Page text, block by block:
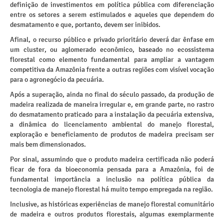
definição de investimentos em política pública com diferenciação
entre os setores a serem estimulados e aqueles que dependem do
desmatamento e que, portanto, devem ser inibidos.
Afinal, o recurso público e privado prioritário deverá dar ênfase em
um cluster, ou aglomerado econômico, baseado no ecossistema
florestal como elemento fundamental para ampliar a vantagem
competitiva da Amazônia frente a outras regiões com visível vocação
para o agronegócio da pecuária.
Após a superação, ainda no final do século passado, da produção de
madeira realizada de maneira irregular e, em grande parte, no rastro
do desmatamento praticado para a instalação da pecuária extensiva,
a dinâmica do licenciamento ambiental do manejo florestal,
exploração e beneficiamento de produtos de madeira precisam ser
mais bem dimensionados.
Por sinal, assumindo que o produto madeira certificada não poderá
ficar de fora da bioeconomia pensada para a Amazônia, foi de
fundamental importância a inclusão na política pública da
tecnologia de manejo florestal há muito tempo empregada na região.
Inclusive, as históricas experiências de manejo florestal comunitário
de madeira e outros produtos florestais, algumas exemplarmente